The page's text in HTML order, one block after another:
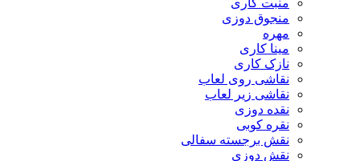
منجوق دوزی
مهره
مینا کاری
نازک کاری
نقاشی روی لعاب
نقاشی زیر لعاب
نقده دوزی
نقره کوبی
نقش برجسته سفالی
نقش دوزی